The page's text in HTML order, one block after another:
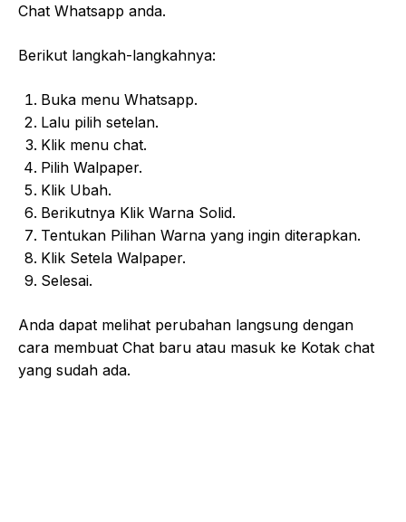
Chat Whatsapp anda.
Berikut langkah-langkahnya:
Buka menu Whatsapp.
Lalu pilih setelan.
Klik menu chat.
Pilih Walpaper.
Klik Ubah.
Berikutnya Klik Warna Solid.
Tentukan Pilihan Warna yang ingin diterapkan.
Klik Setela Walpaper.
Selesai.
Anda dapat melihat perubahan langsung dengan
cara membuat Chat baru atau masuk ke Kotak chat
yang sudah ada.